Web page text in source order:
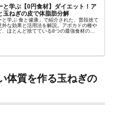
と学ぶ【0円食材】ダイエット！ア
玉ねぎの皮で体脂肪分解
と学ぶ 食と健康」で紹介された、普段捨て
外な効果と活用法を解説。アボカドの種や
、ほとんど捨てている8つの最強食材の驚
体質を作る玉ねぎの